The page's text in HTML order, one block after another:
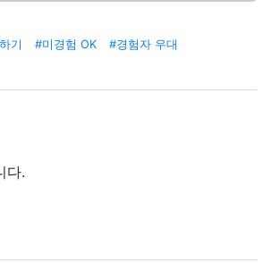
기 #미경험 OK #경험자 우대
다.